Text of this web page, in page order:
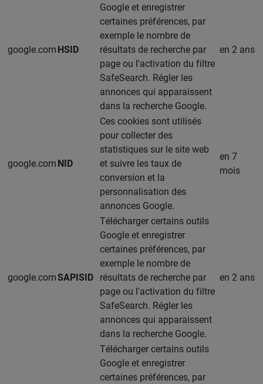
google.comHSID
Google et enregistrer
certaines préférences, par
exemple le nombre de
résultats de recherche par
page ou l'activation du filtre
SafeSearch. Régler les
annonces qui apparaissent
dans la recherche Google.
en 2 ans
google.comNID
Ces cookies sont utilisés
pour collecter des
statistiques sur le site web
et suivre les taux de
conversion et la
personnalisation des
annonces Google.
en 7
mois
google.comSAPISID
Télécharger certains outils
Google et enregistrer
certaines préférences, par
exemple le nombre de
résultats de recherche par
page ou l'activation du filtre
SafeSearch. Régler les
annonces qui apparaissent
dans la recherche Google.
en 2 ans
Télécharger certains outils
Google et enregistrer
certaines préférences, par